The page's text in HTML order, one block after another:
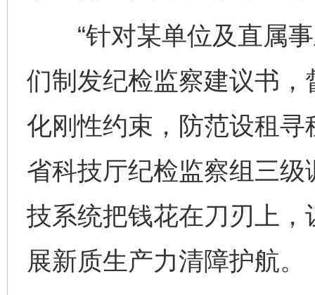
“针对某单位及直属事
们制发纪检监察建议书
化刚性约束，防范设租寻
省科技厅纪检监察组三
技系统把钱花在刀刃上，
展新质生产力清障护航。